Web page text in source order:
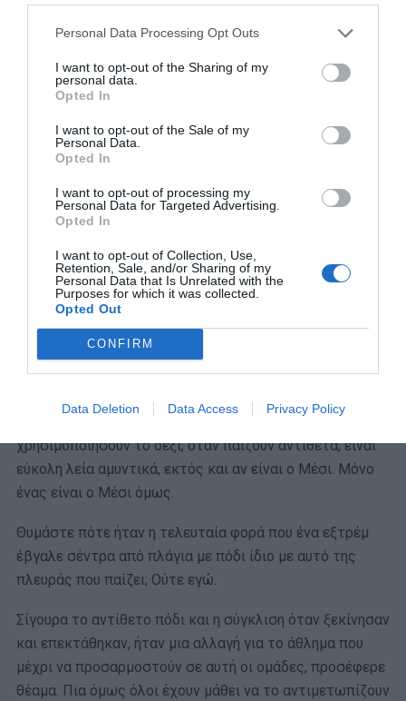
Personal Data Processing Opt Outs
I want to opt-out of the Sharing of my
personal data.
Opted In
I want to opt-out of the Sale of my
Personal Data.
Opted In
I want to opt-out of processing my
Personal Data for Targeted Advertising.
Opted In
I want to opt-out of Collection, Use,
Retention, Sale, and/or Sharing of my
Personal Data that Is Unrelated with the
Purposes for which it was collected.
Opted Out
CONFIRM
Data Deletion Data Access Privacy Policy
Όταν όμως συγκλίνεις και είναι αυτή η βασική σου
κίνηση, όλη η άμυνα προσαρμόζεται σε αυτό και θα
αναγκαστείς να παίξεις περισσότερο με σέντρες. Αυτό
αποδιοργανώνει και τα δικά σου χαφ και δε βρίσκουν
πεδίο δράσης.
Άλλο όμως είναι το πιο σημαντικό. Πόσα μπακ υπάρχουν
που να μπορούν να παίξουν καλή άμυνα, να ανεβαίνουν
βγάζουν και καλή σέντρα; Πόσα μπακ έχουν τέτοια
πνευμόνια και αντοχές για να το αντέξουν αυτό σε 90
λεπτά και να το κάνουν για 30-40 ματς σε μια σεζόν;
Το έτερο στοιχείο που προκαλεί αγκυλώσεις στην
εξέλιξη των εξτρέμ, είναι ότι δεν τους ωθεί να
δουλέψουν το κακό τους πόδι. Οι αριστεροπόδαροι
χρησιμοποιήσουν το δεξί, όταν παίζουν αντίθετα, είναι
εύκολη λεία αμυντικά, εκτός και αν είναι ο Μέσι. Μόνο
ένας είναι ο Μέσι όμως.
Θυμάστε πότε ήταν η τελευταία φορά που ένα εξτρέμ
έβγαλε σέντρα από πλάγια με πόδι ίδιο με αυτό της
πλευράς που παίζει; Ούτε εγώ.
Σίγουρα το αντίθετο πόδι και η σύγκλιση όταν ξεκίνησαν
και επεκτάθηκαν, ήταν μια αλλαγή για το άθλημα που
μέχρι να προσαρμοστούν σε αυτή οι ομάδες, προσέφερε
θέαμα. Πια όμως όλοι έχουν μάθει να το αντιμετωπίζουν